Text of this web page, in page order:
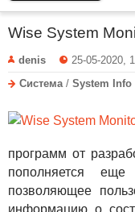
Wise System
denis 25-05-2020,
Система/ System Info
программ от
пополняется
позволяющее
информацию о